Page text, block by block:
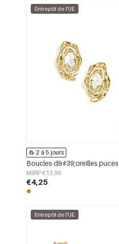
Entrepôt de l'UE
2 à 5 jours
MSRP €13,99
€4,25
Entrepôt de l'UE